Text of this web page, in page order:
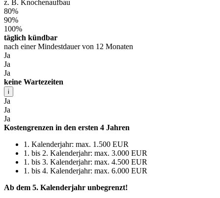
z. B. Knochenaufbau
80%
90%
100%
täglich kündbar
nach einer Mindestdauer von 12 Monaten
Ja
Ja
Ja
keine Wartezeiten
i
Ja
Ja
Ja
Kostengrenzen in den ersten 4 Jahren
1. Kalenderjahr: max. 1.500 EUR
1. bis 2. Kalenderjahr: max. 3.000 EUR
1. bis 3. Kalenderjahr: max. 4.500 EUR
1. bis 4. Kalenderjahr: max. 6.000 EUR
Ab dem 5. Kalenderjahr unbegrenzt!